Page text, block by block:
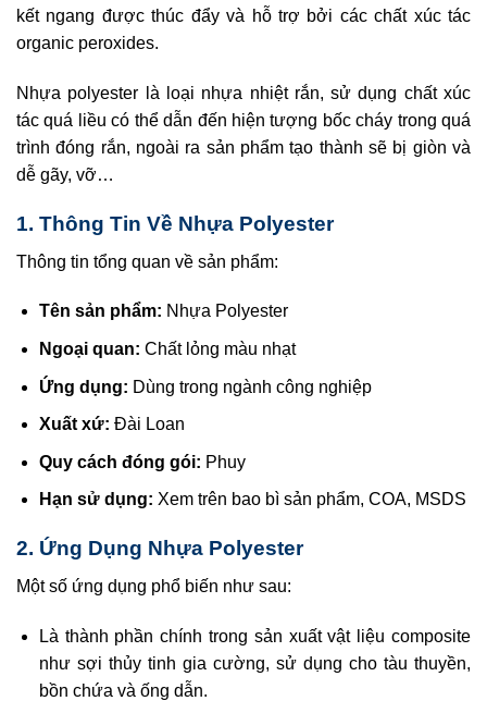
kết ngang được thúc đẩy và hỗ trợ bởi các chất xúc tác
organic peroxides.
Nhựa polyester là loại nhựa nhiệt rắn, sử dụng chất xúc
tác quá liều có thể dẫn đến hiện tượng bốc cháy trong quá
trình đóng rắn, ngoài ra sản phẩm tạo thành sẽ bị giòn và
dễ gãy, vỡ…
1. Thông Tin Về Nhựa Polyester
Thông tin tổng quan về sản phẩm:
Tên sản phẩm: Nhựa Polyester
Ngoại quan: Chất lỏng màu nhạt
Ứng dụng: Dùng trong ngành công nghiệp
Xuất xứ: Đài Loan
Quy cách đóng gói: Phuy
Hạn sử dụng: Xem trên bao bì sản phẩm, COA, MSDS
2. Ứng Dụng Nhựa Polyester
Một số ứng dụng phổ biến như sau:
Là thành phần chính trong sản xuất vật liệu composite
như sợi thủy tinh gia cường, sử dụng cho tàu thuyền,
bồn chứa và ống dẫn.